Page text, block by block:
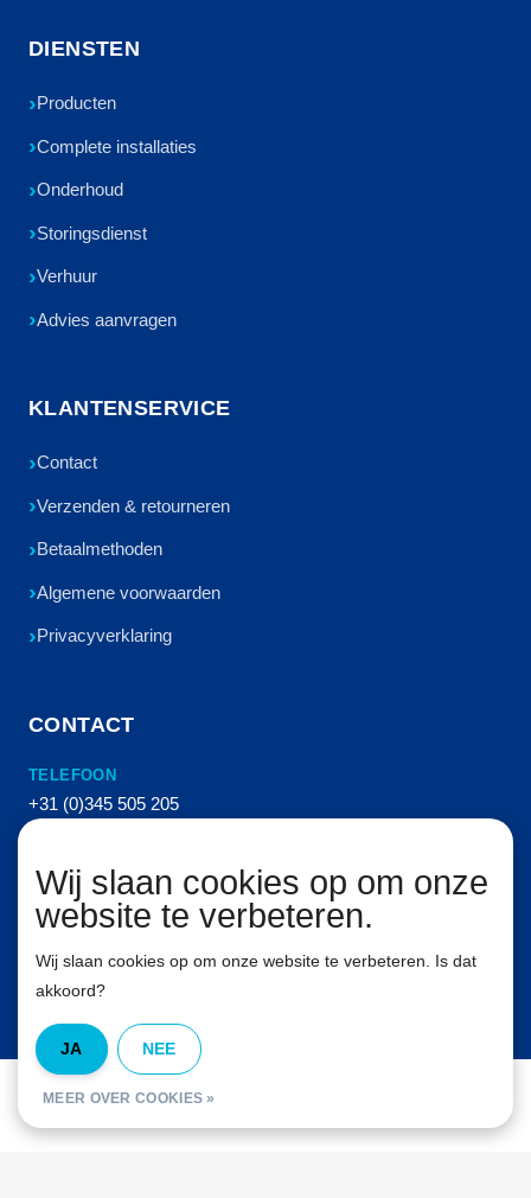
DIENSTEN
Producten
Complete installaties
Onderhoud
Storingsdienst
Verhuur
Advies aanvragen
KLANTENSERVICE
Contact
Verzenden & retourneren
Betaalmethoden
Algemene voorwaarden
Privacyverklaring
CONTACT
TELEFOON
+31 (0)345 505 205
info@vanhemertperslucht.nl
ADRES
Molenkampstraat 16
4157 GN Enspijk
© Van Hemert Persluchttechniek B.V. Alle rechten voorbehouden. 2026
Wij slaan cookies op om onze
website te verbeteren.
Wij slaan cookies op om onze website te verbeteren. Is dat
akkoord?
JA NEE
MEER OVER COOKIES »